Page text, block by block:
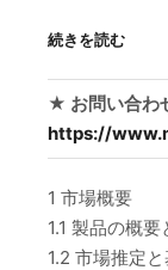
続きを読む
★ お問い合わ
https://
1 市場概要
1.1 製品の概要
1.2 市場推定